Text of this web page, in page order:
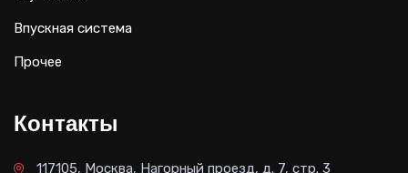
Впускная система
Прочее
Контакты
117105, Москва, Нагорный проезд, д. 7, стр. 3